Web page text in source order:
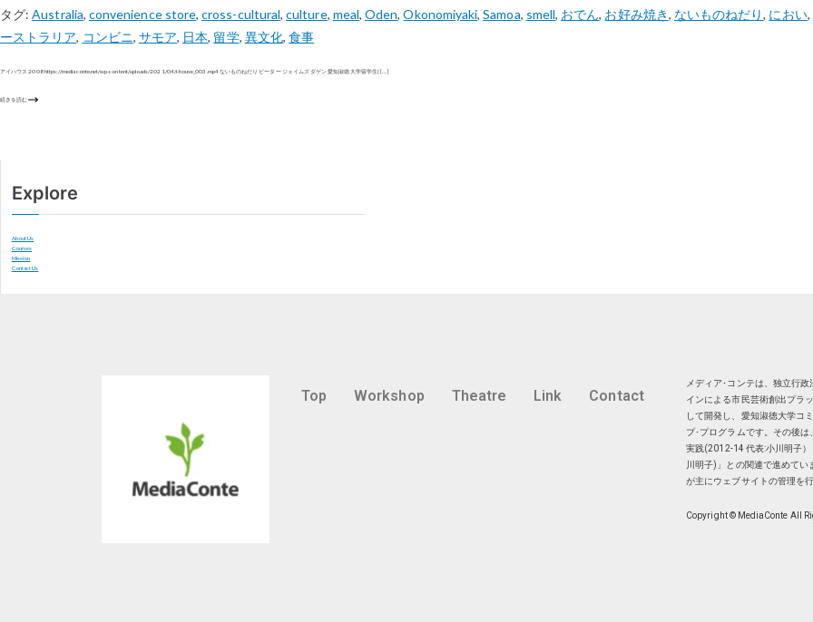
タグ:Australia, convenience store,cross-cultural,culture, meal,Oden,Okonomiyaki,Samoa, smell, おでん, お好み焼き, ないものねだり, におい,
ーストラリア, コンビニ, サモア, 日本, 留学, 異文化, 食事
アイハウス 2008 https://mediaconte.net/wp-content/uploads/2021/04/i-house_003.mp4 ないものねだり ピーター ジェイムズ ダゲン 愛知淑徳大学留学生( […]
続きを読む
Explore
About Us
Courses
Mission
Contact Us
Top Workshop Theatre Link Contact
メディア･コンテは、独立行
インによる市民芸術創出プラ
して開発し、愛知淑徳大学コ
プ･プログラムです。その後
実践(2012-14 代表:小川明子
川明子)」との関連で進めてい
が主にウェブサイトの管理を
Copyright © MediaConte All